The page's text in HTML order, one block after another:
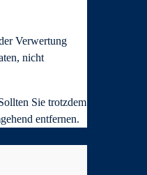
Verwertung
nicht
Sie trotzdem
entfernen.